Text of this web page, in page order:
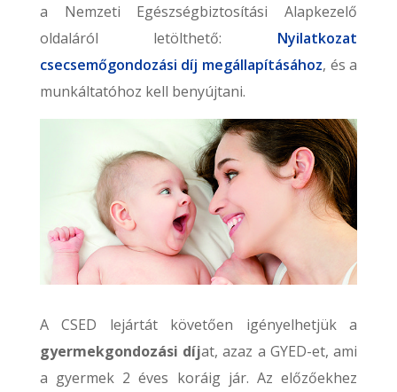
a Nemzeti Egészségbiztosítási Alapkezelő
oldaláról letölthető: Nyilatkozat
csecsemőgondozási díj megállapításához, és a
munkáltatóhoz kell benyújtani.
A CSED lejártát követően igényelhetjük a
gyermekgondozási díjat, azaz a GYED-et, ami
a gyermek 2 éves koráig jár. Az előzőekhez